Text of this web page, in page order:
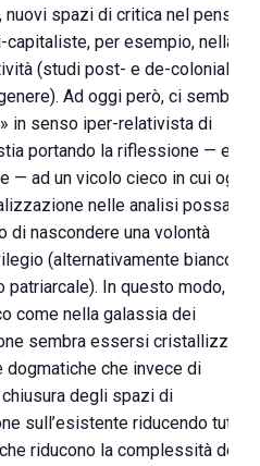
nuovi spazi di critica nel
per esempio, nella
(studi post- e de-coloniali,
Ad oggi però, ci sembra,
in senso iper-relativista di
portando la riflessione — e le
— ad un vicolo cieco in cui ogni
nelle analisi possa
di nascondere una volontà
(alternativamente bianco,
In questo modo,
come nella galassia dei
sembra essersi cristallizzata
che invece di
chiusura degli spazi di
sull’esistente riducendo tutto
riducono la complessità del